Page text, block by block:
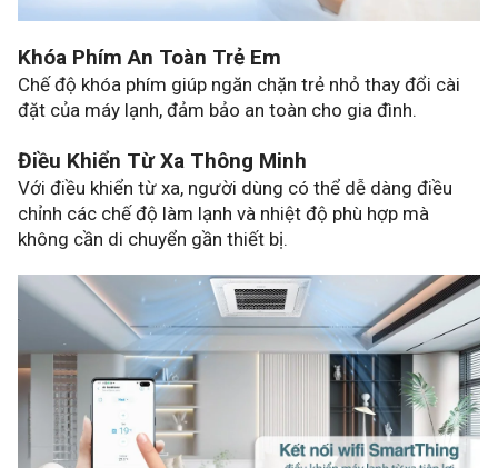
Khóa Phím An Toàn Trẻ Em
Chế độ khóa phím giúp ngăn chặn trẻ nhỏ thay đổi cài
đặt của máy lạnh, đảm bảo an toàn cho gia đình.
Điều Khiển Từ Xa Thông Minh
Với điều khiển từ xa, người dùng có thể dễ dàng điều
chỉnh các chế độ làm lạnh và nhiệt độ phù hợp mà
không cần di chuyển gần thiết bị.